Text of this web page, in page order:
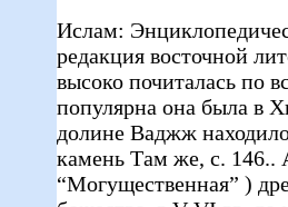
Ислам:
редакция восточной
высоко почиталась по
популярна она была в
долине Ваджж
камень Там же, с. 146..
“Могущественная” )